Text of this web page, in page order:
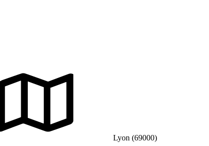
Lyon (69000)